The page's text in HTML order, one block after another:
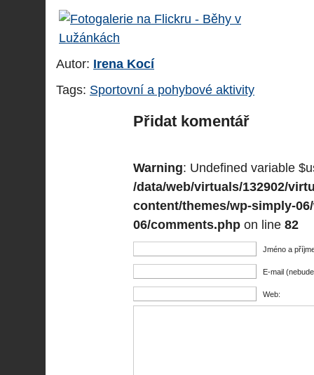
Autor: Irena Kocí
Tags: Sportovní a pohybové aktivity
Přidat komentář
Warning: Undefined variable
/data/web/virtuals/132902/
content/themes/wp-simply-
06/comments.php on line 82
Jméno a
E-mail
Web: